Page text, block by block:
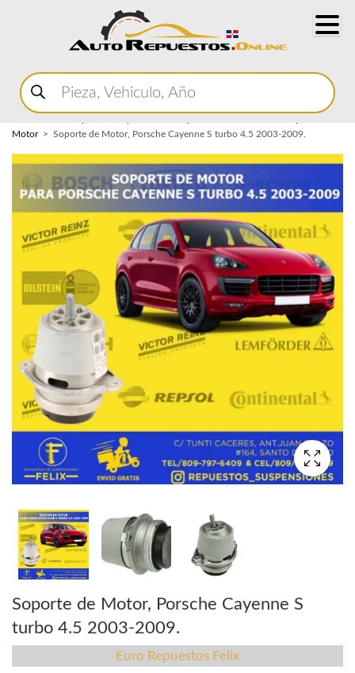
Buscar
productos
Motor
Soporte de Motor, Porsche Cayenne S turbo 4.5 2003-2009.
Soporte de Motor, Porsche Cayenne S
turbo 4.5 2003-2009.
Euro Repuestos Felix